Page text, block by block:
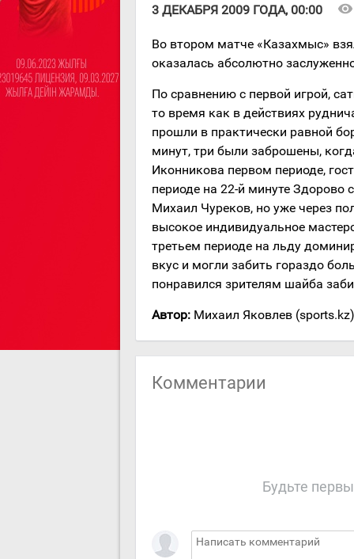
3 ДЕКАБРЯ 2009 ГОДА, 00:00 visibility
Во втором матче «Казахмыс»
оказалась абсолютно
По сравнению с первой игрой,
то время как в действиях
прошли в практически равной
минут, три были заброшены,
Иконникова первом периоде,
периоде на 22-й минуте Здорово
Михаил Чуреков, но уже через
высокое индивидуальное
третьем периоде на льду
вкус и могли забить гораздо
понравился зрителям шайба
Автор: Михаил Яковлев (sports.kz)
Комментарии
Будьте